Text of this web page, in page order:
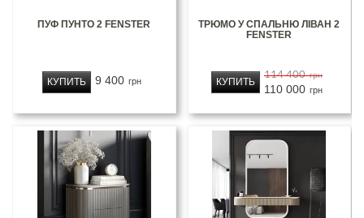
ПУФ ПУНТО 2 FENSTER
9 400 грн
КУПИТЬ
ТРЮМО У СПАЛЬНЮ ЛІВАН 2
FENSTER
114 400 грн
110 000 грн
КУПИТЬ